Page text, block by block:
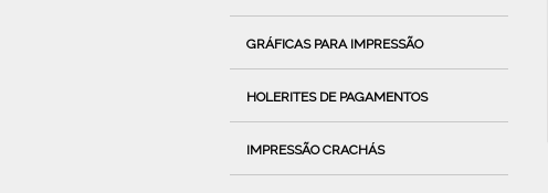
GRÁFICAS PARA IMPRESSÃO
HOLERITES DE PAGAMENTOS
IMPRESSÃO CRACHÁS